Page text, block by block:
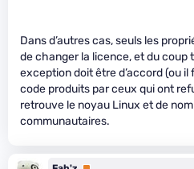
Dans d’autres cas, seuls les
de changer la licence, et du coup
exception doit être d’accord (ou
code produits par ceux qui ont
retrouve le noyau Linux et de
communautaires.